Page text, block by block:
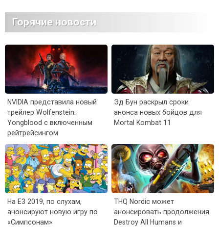
Горячие новости
NVIDIA представила новый
трейлер Wolfenstein:
Yongblood с включенным
рейтрейсингом
Эд Бун раскрыл сроки
анонса новых бойцов для
Mortal Kombat 11
На E3 2019, по слухам,
анонсируют новую игру по
«Симпсонам»
THQ Nordic может
анонсировать продолжения
Destroy All Humans и